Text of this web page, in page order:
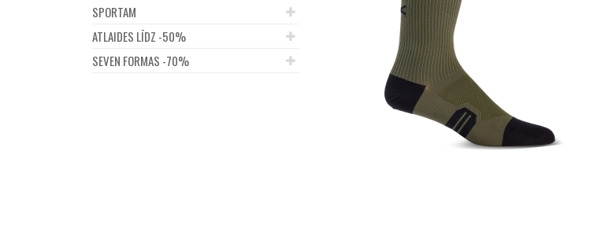
SPORTAM
ATLAIDES LĪDZ -50%
SEVEN FORMAS -70%